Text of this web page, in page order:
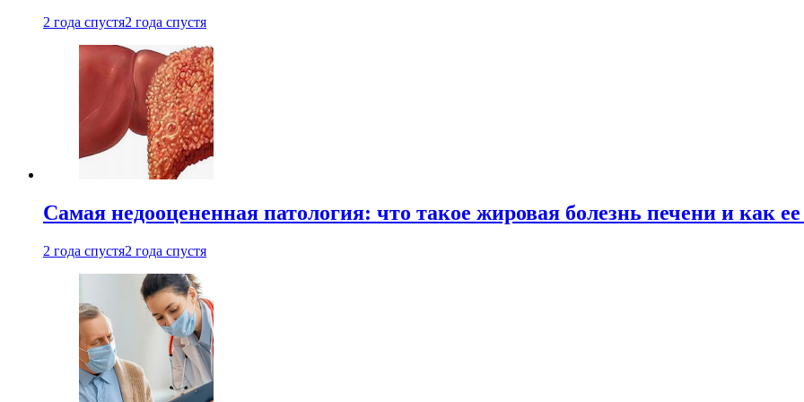
2 года спустя2 года спустя
Самая недооцененная патология: что такое жировая болезнь печени и как
2 года спустя2 года спустя